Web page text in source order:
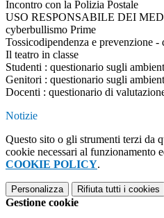
Incontro con la Polizia Postale
USO RESPONSABILE DEI
cyberbullismo Prime
Tossicodipendenza e prevenzione -
Il teatro in classe
Studenti : questionario sugli
Genitori : questionario sugli
Docenti : questionario di
Notizie
Questo sito o gli strumenti terzi da
cookie necessari al funzionamento
COOKIE POLICY.
Personalizza Rifiuta tutti i cookies
Gestione cookie